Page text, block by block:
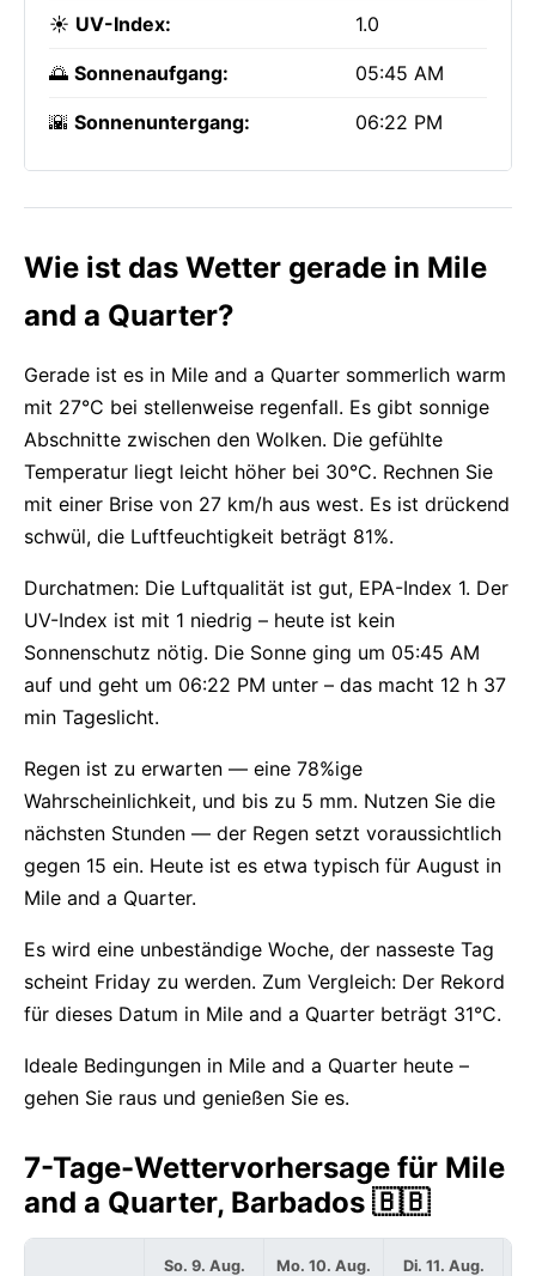
☀️ UV-Index: 1.0
🌅 Sonnenaufgang: 05:45 AM
🌇 Sonnenuntergang: 06:22 PM
Wie ist das Wetter gerade in Mile
and a Quarter?
Gerade ist es in Mile and a Quarter sommerlich warm
mit 27°C bei stellenweise regenfall. Es gibt sonnige
Abschnitte zwischen den Wolken. Die gefühlte
Temperatur liegt leicht höher bei 30°C. Rechnen Sie
mit einer Brise von 27 km/h aus west. Es ist drückend
schwül, die Luftfeuchtigkeit beträgt 81%.
Durchatmen: Die Luftqualität ist gut, EPA-Index 1. Der
UV-Index ist mit 1 niedrig – heute ist kein
Sonnenschutz nötig. Die Sonne ging um 05:45 AM
auf und geht um 06:22 PM unter – das macht 12 h 37
min Tageslicht.
Regen ist zu erwarten — eine 78%ige
Wahrscheinlichkeit, und bis zu 5 mm. Nutzen Sie die
nächsten Stunden — der Regen setzt voraussichtlich
gegen 15 ein. Heute ist es etwa typisch für August in
Mile and a Quarter.
Es wird eine unbeständige Woche, der nasseste Tag
scheint Friday zu werden. Zum Vergleich: Der Rekord
für dieses Datum in Mile and a Quarter beträgt 31°C.
Ideale Bedingungen in Mile and a Quarter heute –
gehen Sie raus und genießen Sie es.
7-Tage-Wettervorhersage für Mile
and a Quarter, Barbados 🇧🇧
So. 9. Aug. Mo. 10. Aug. Di. 11. Aug.